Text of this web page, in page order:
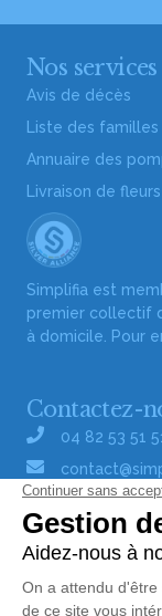
Nos services
Avis de décès
Liste des familles
Annuaire des
Livraison de fleurs
Simplifia est
premier collectif
à domicile. Pour
Contactez-
04 82 53 51
Réseaux